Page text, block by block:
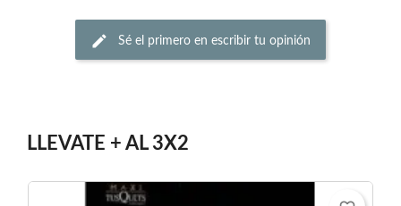
Sé el primero en escribir tu opinión
LLEVATE + AL 3X2